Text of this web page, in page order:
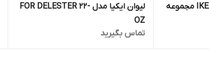
لیوان ایکیا مدل IKEA 31-CL مجموعه
لیوان ایکیا مدل FOR DELESTER 22-
OZ
تماس بگیرید